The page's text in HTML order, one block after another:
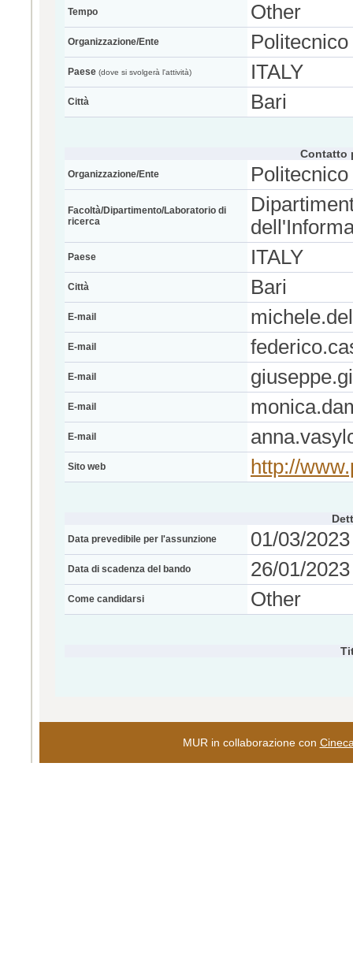
Tempo Other
Organizzazione/Ente
Paese (dove si svolgerà l'attività) ITALY
Città Bari
Contatto
Organizzazione/Ente
Facoltà/Dipartimento/Laboratorio di
ricerca
Paese ITALY
Città Bari
E-mail
E-mail
E-mail
E-mail
E-mail
Sito web http://
Data prevedibile per l'assunzione 01/03/2023
Data di scadenza del bando 26/01/
Come candidarsi Other
MUR in collaborazione con